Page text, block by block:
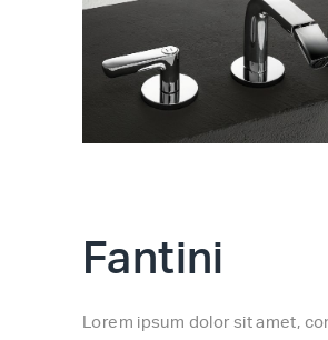
Fantini
Lorem ipsum dolor sit amet,